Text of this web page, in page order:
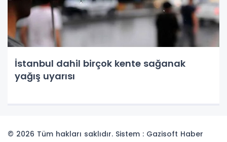
İstanbul dahil birçok kente sağanak
yağış uyarısı
© 2026 Tüm hakları saklıdır. Sistem : Gazisoft Haber